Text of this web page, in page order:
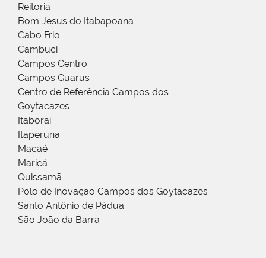
Reitoria
Bom Jesus do Itabapoana
Cabo Frio
Cambuci
Campos Centro
Campos Guarus
Centro de Referência Campos dos
Goytacazes
Itaboraí
Itaperuna
Macaé
Maricá
Quissamã
Polo de Inovação Campos dos Goytacazes
Santo Antônio de Pádua
São João da Barra